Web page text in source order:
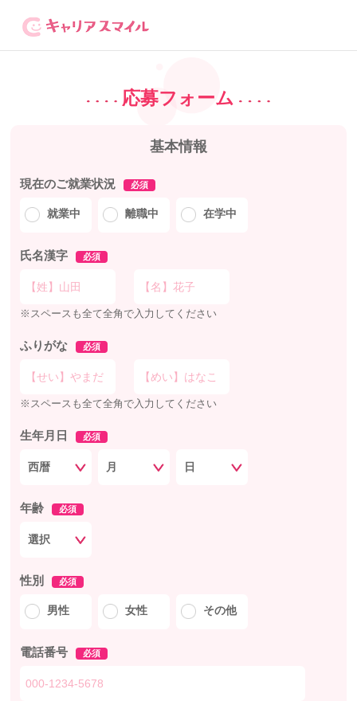
応募フォーム
基本情報
現在のご就業状況 必須
就業中 離職中 在学中
氏名漢字 必須
※スペースも全て全角で入力してください
ふりがな 必須
※スペースも全て全角で入力してください
生年月日 必須
年齢 必須
性別 必須
男性 女性 その他
電話番号 必須